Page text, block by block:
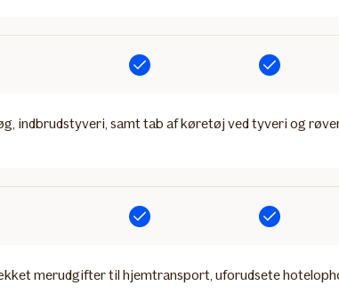
Inkluderet Inkluderet
indbrudstyveri, samt tab af køretøj ved tyveri og
Inkluderet Inkluderet
merudgifter til hjemtransport, uforudsete